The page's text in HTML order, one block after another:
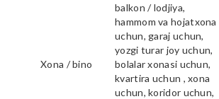
Xona / bino
balkon / lodjiya,
hammom va hojatxona
uchun, garaj uchun,
yozgi turar joy uchun,
bolalar xonasi uchun,
kvartira uchun , xona
uchun, koridor uchun,